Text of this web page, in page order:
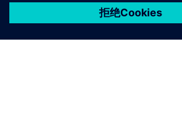
了解更多信息